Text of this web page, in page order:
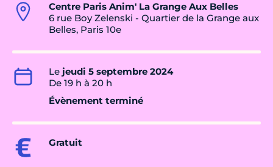
Centre Paris Anim' La Grange Aux Belles
6 rue Boy Zelenski - Quartier de la Grange aux
Belles, Paris 10e
Le jeudi 5 septembre 2024
De 19 h à 20 h
Évènement terminé
Gratuit